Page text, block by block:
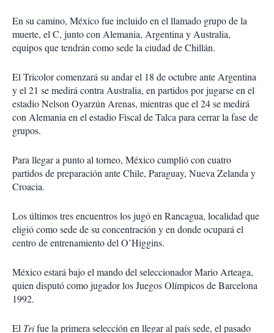
En su camino, México fue incluido en el llamado grupo de la
muerte, el C, junto con Alemania, Argentina y Australia,
equipos que tendrán como sede la ciudad de Chillán.
El Tricolor comenzará su andar el 18 de octubre ante Argentina
y el 21 se medirá contra Australia, en partidos por jugarse en el
estadio Nelson Oyarzún Arenas, mientras que el 24 se medirá
con Alemania en el estadio Fiscal de Talca para cerrar la fase de
grupos.
Para llegar a punto al torneo, México cumplió con cuatro
partidos de preparación ante Chile, Paraguay, Nueva Zelanda y
Croacia.
Los últimos tres encuentros los jugó en Rancagua, localidad que
eligió como sede de su concentración y en donde ocupará el
centro de entrenamiento del O’Higgins.
México estará bajo el mando del seleccionador Mario Arteaga,
quien disputó como jugador los Juegos Olímpicos de Barcelona
1992.
El Trifue la primera selección en llegar al país sede, el pasado